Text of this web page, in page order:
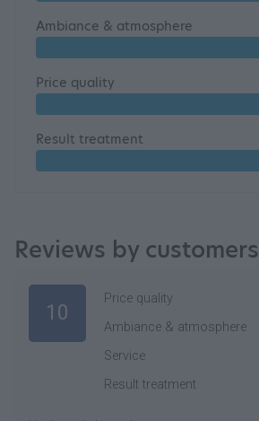
Ambiance & atmosphere
Price quality
Result treatment
Reviews by customers
10
Price quality
Ambiance & atmosphere
Service
Result treatment